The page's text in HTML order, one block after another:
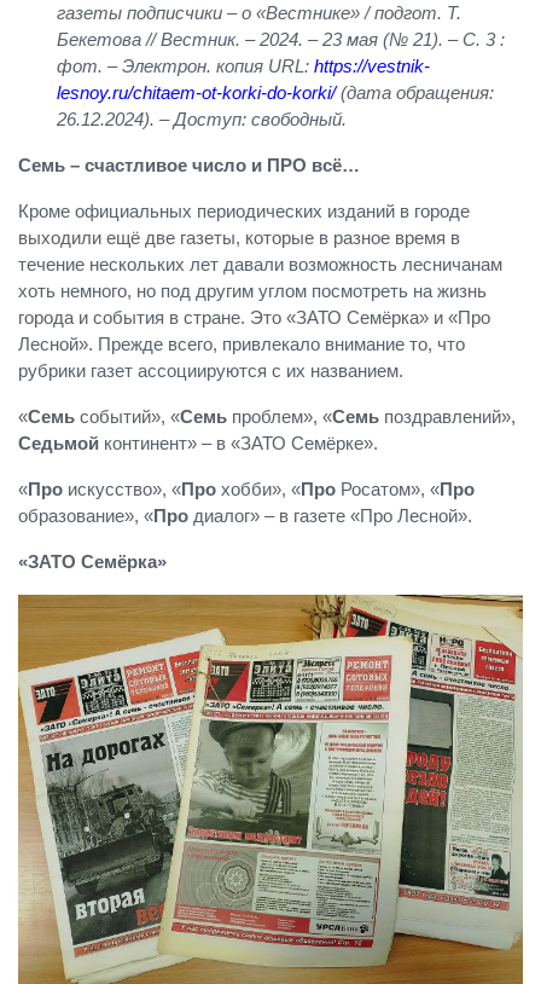
газеты подписчики – о «Вестнике» / подгот. Т.
Бекетова // Вестник. – 2024. – 23 мая (№ 21). – С. 3 :
фот. – Электрон. копия URL: https://vestnik-
lesnoy.ru/chitaem-ot-korki-do-korki/(дата обращения:
26.12.2024). – Доступ: свободный.
Семь – счастливое число и ПРО всё…
Кроме официальных периодических изданий в городе
выходили ещё две газеты, которые в разное время в
течение нескольких лет давали возможность лесничанам
хоть немного, но под другим углом посмотреть на жизнь
города и события в стране. Это «ЗАТО Семёрка» и «Про
Лесной». Прежде всего, привлекало внимание то, что
рубрики газет ассоциируются с их названием.
«Семь событий», «Семь проблем», «Семь поздравлений»,
Седьмой континент» – в «ЗАТО Семёрке».
«Про искусство», «Про хобби», «Про Росатом», «Про
образование», «Про диалог» – в газете «Про Лесной».
«ЗАТО Семёрка»